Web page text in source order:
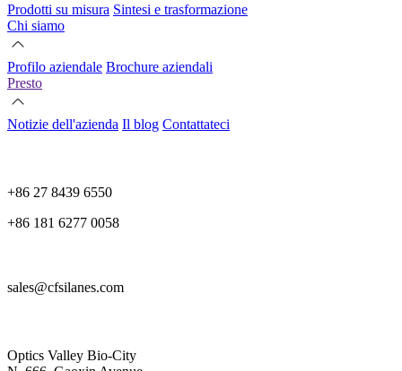
Prodotti su misura Sintesi e trasformazione
Chi siamo
Profilo aziendale Brochure aziendali
Presto
Notizie dell'azienda Il blog Contattateci
+86 27 8439 6550
+86 181 6277 0058
sales@cfsilanes.com
Optics Valley Bio-City